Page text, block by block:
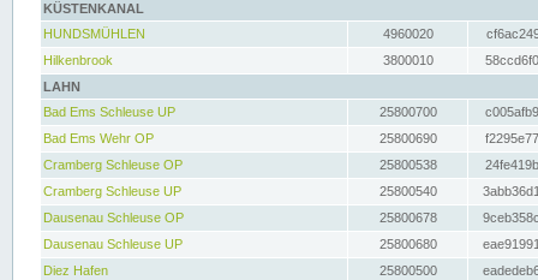
KÜSTENKANAL
HUNDSMÜHLEN
4960020
Hilkenbrook
3800010
LAHN
Bad Ems Schleuse UP
25800700
Bad Ems Wehr OP
25800690
Cramberg Schleuse OP
25800538
Cramberg Schleuse UP
25800540
Dausenau Schleuse OP
25800678
Dausenau Schleuse UP
25800680
Diez Hafen
25800500